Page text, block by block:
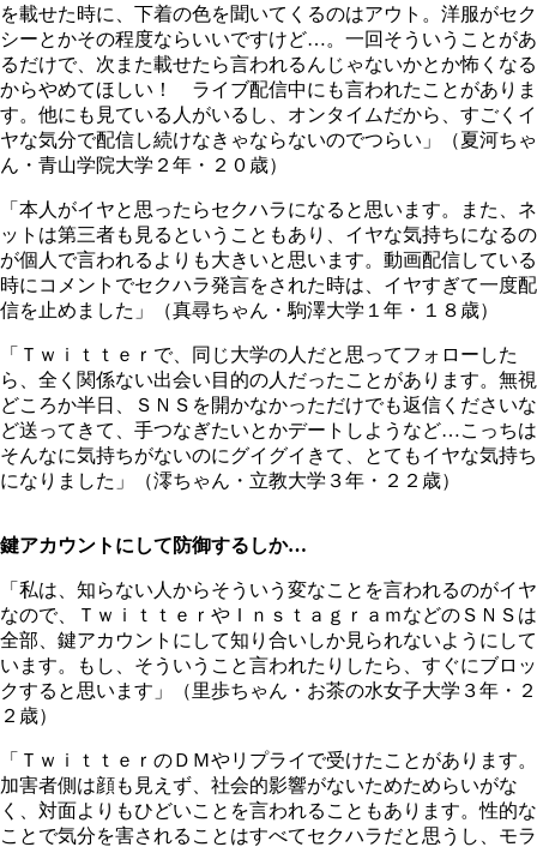
を載せた時に、下着の色を聞いてくるのはアウト。洋服がセク
シーとかその程度ならいいですけど…。一回そういうことがあ
るだけで、次また載せたら言われるんじゃないかとか怖くなる
からやめてほしい！ ライブ配信中にも言われたことがありま
す。他にも見ている人がいるし、オンタイムだから、すごくイ
ヤな気分で配信し続けなきゃならないのでつらい」（夏河ちゃ
ん・青山学院大学２年・２０歳）
「本人がイヤと思ったらセクハラになると思います。また、ネ
ットは第三者も見るということもあり、イヤな気持ちになるの
が個人で言われるよりも大きいと思います。動画配信している
時にコメントでセクハラ発言をされた時は、イヤすぎて一度配
信を止めました」（真尋ちゃん・駒澤大学１年・１８歳）
「Ｔｗｉｔｔｅｒで、同じ大学の人だと思ってフォローした
ら、全く関係ない出会い目的の人だったことがあります。無視
どころか半日、ＳＮＳを開かなかっただけでも返信くださいな
ど送ってきて、手つなぎたいとかデートしようなど…こっちは
そんなに気持ちがないのにグイグイきて、とてもイヤな気持ち
になりました」（澪ちゃん・立教大学３年・２２歳）
鍵アカウントにして防御するしか…
「私は、知らない人からそういう変なことを言われるのがイヤ
なので、ＴｗｉｔｔｅｒやＩｎｓｔａｇｒａｍなどのＳＮＳは
全部、鍵アカウントにして知り合いしか見られないようにして
います。もし、そういうこと言われたりしたら、すぐにブロッ
クすると思います」（里歩ちゃん・お茶の水女子大学３年・２
２歳）
「ＴｗｉｔｔｅｒのＤＭやリプライで受けたことがあります。
加害者側は顔も見えず、社会的影響がないためためらいがな
く、対面よりもひどいことを言われることもあります。性的な
ことで気分を害されることはすべてセクハラだと思うし、モラ